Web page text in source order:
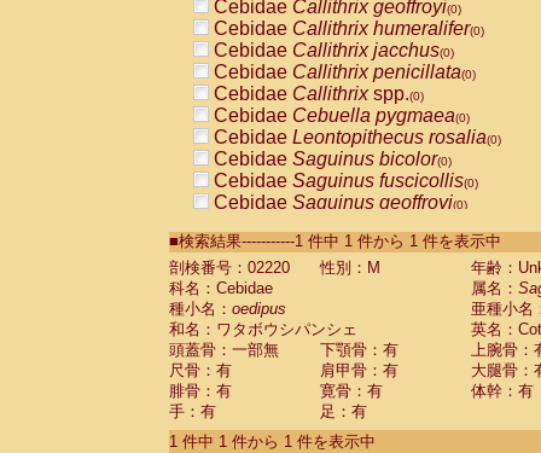
Cebidae Callithrix geoffroyi(0)
Cebidae Callithrix humeralifer(0)
Cebidae Callithrix jacchus(0)
Cebidae Callithrix penicillata(0)
Cebidae Callithrixspp.(0)
Cebidae Cebuella pygmaea(0)
Cebidae Leontopithecus rosalia(0)
Cebidae Saguinus bicolor(0)
Cebidae Saguinus fuscicollis(0)
Cebidae Saguinus geoffroyi(0)
CebidaeSaguinus labiatus(0)
Cebidae Saguinus leucopus (0)
Cebidae
Cebidae
CebidaeSaguinus nigricollis (0)
Cebidae Saguinus oedipus
Cebidae Saguinus weddelli
Cebidae Saguinusspp.
Cebidae Aotus trivirgatus
Cebidae Cebus albifrons
■検索結果-----------1 件中 1 件から 1 件を表示中
剖検番号：02220
性別：M
年齢：
科名：Cebidae
属名：
種小名： oedipus
亜種小名
和名：ワタボウシパンシェ
英名：
頭蓋骨：一部無
下顎骨：有
上腕骨：
尺骨：有
肩甲骨：有
大腿骨：
腓骨：有
寛骨：有
体幹：有
手：有
足：有
1 件中 1 件から 1 件を表示中